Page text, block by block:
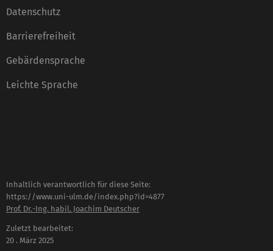
Datenschutz
Barrierefreiheit
Gebärdensprache
Leichte Sprache
Inhaltlich verantwortlich für diese Seite:
https://www.uni-ulm.de/index.php?id=4877
Prof. Dr.-Ing. habil. Joachim Deutscher
Zuletzt bearbeitet:
20 . März 2025